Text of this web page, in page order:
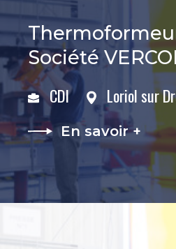
Société
CDI
Loriol sur
En savoir +